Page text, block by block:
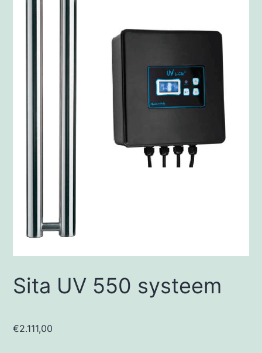
Sita UV 550 systeem
€2.111,00